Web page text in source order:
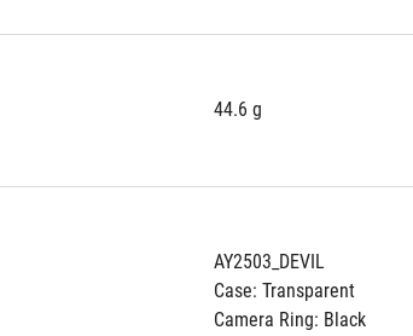
44.6 g
AY2503_DEVIL
Case: Transparent
Camera Ring: Black